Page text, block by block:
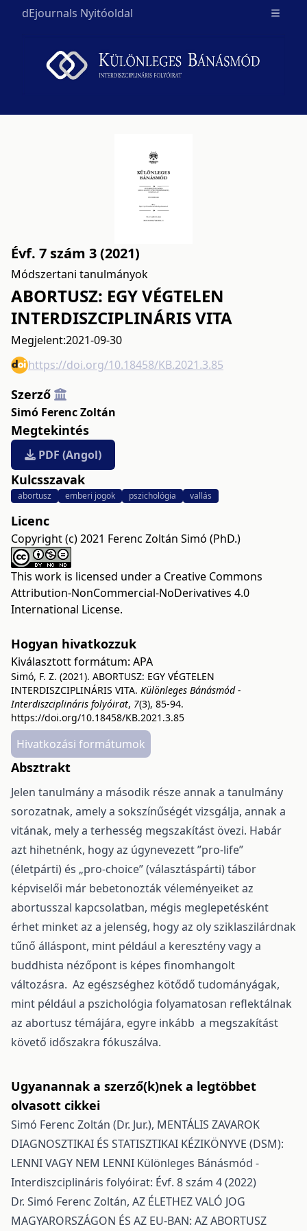
dEjournals Nyitóoldal Open
Évf. 7 szám 3 (2021)
Módszertani tanulmányok
ABORTUSZ: EGY VÉGTELEN
INTERDISZCIPLINÁRIS VITA
Megjelent:2021-09-30
https://doi.org/10.18458/KB.2021.3.85
Szerző
Simó Ferenc Zoltán
Megtekintés
PDF (Angol)
Kulcsszavak
abortusz emberi jogok pszichológia vallás
Licenc
Copyright (c) 2021 Ferenc Zoltán Simó (PhD.)
This work is licensed under a Creative Commons
Attribution-NonCommercial-NoDerivatives 4.0
International License.
Hogyan hivatkozzuk
Kiválasztott formátum: APA
Simó, F. Z. (2021). ABORTUSZ: EGY VÉGTELEN
INTERDISZCIPLINÁRIS VITA. Különleges Bánásmód -
Interdiszciplináris folyóirat, 7(3), 85-94.
https://doi.org/10.18458/KB.2021.3.85
Hivatkozási formátumok
Absztrakt
Jelen tanulmány a második része annak a tanulmány
sorozatnak, amely a sokszínűségét vizsgálja, annak a
vitának, mely a terhesség megszakítást övezi. Habár
azt hihetnénk, hogy az úgynevezett ”pro-life”
(életpárti) és „pro-choice” (választáspárti) tábor
képviselői már bebetonozták véleményeiket az
abortusszal kapcsolatban, mégis meglepetésként
érhet minket az a jelenség, hogy az oly sziklaszilárdnak
tűnő álláspont, mint például a keresztény vagy a
buddhista nézőpont is képes finomhangolt
változásra. Az egészséghez kötődő tudományágak,
mint például a pszichológia folyamatosan reflektálnak
az abortusz témájára, egyre inkább a megszakítást
követő időszakra fókuszálva.
Ugyanannak a szerző(k)nek a legtöbbet
olvasott cikkei
Simó Ferenc Zoltán (Dr. Jur.), MENTÁLIS ZAVAROK
DIAGNOSZTIKAI ÉS STATISZTIKAI KÉZIKÖNYVE (DSM):
LENNI VAGY NEM LENNI Különleges Bánásmód -
Interdiszciplináris folyóirat: Évf. 8 szám 4 (2022)
Dr. Simó Ferenc Zoltán, AZ ÉLETHEZ VALÓ JOG
MAGYARORSZÁGON ÉS AZ EU-BAN: AZ ABORTUSZ